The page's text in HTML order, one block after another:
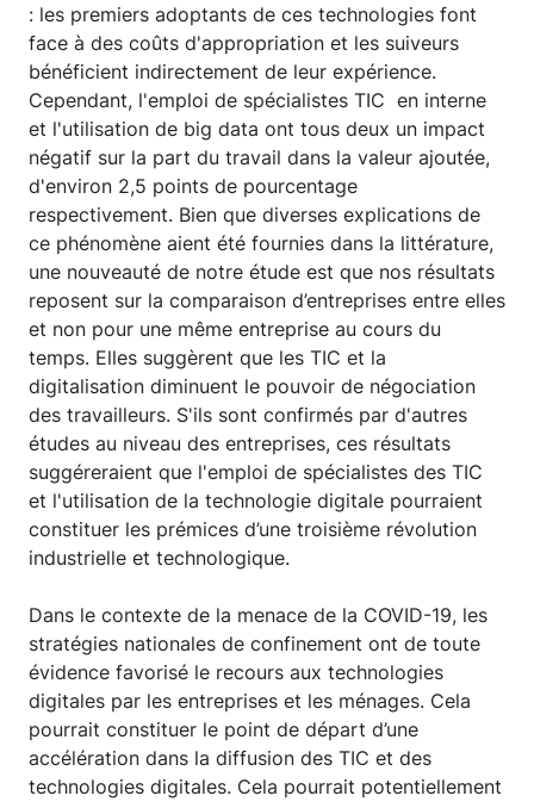
: les premiers adoptants de ces technologies font
face à des coûts d'appropriation et les suiveurs
bénéficient indirectement de leur expérience.
Cependant, l'emploi de spécialistes TIC en interne
et l'utilisation de big data ont tous deux un impact
négatif sur la part du travail dans la valeur ajoutée,
d'environ 2,5 points de pourcentage
respectivement. Bien que diverses explications de
ce phénomène aient été fournies dans la littérature,
une nouveauté de notre étude est que nos résultats
reposent sur la comparaison d’entreprises entre elles
et non pour une même entreprise au cours du
temps. Elles suggèrent que les TIC et la
digitalisation diminuent le pouvoir de négociation
des travailleurs. S'ils sont confirmés par d'autres
études au niveau des entreprises, ces résultats
suggéreraient que l'emploi de spécialistes des TIC
et l'utilisation de la technologie digitale pourraient
constituer les prémices d’une troisième révolution
industrielle et technologique.
Dans le contexte de la menace de la COVID-19, les
stratégies nationales de confinement ont de toute
évidence favorisé le recours aux technologies
digitales par les entreprises et les ménages. Cela
pourrait constituer le point de départ d’une
accélération dans la diffusion des TIC et des
technologies digitales. Cela pourrait potentiellement